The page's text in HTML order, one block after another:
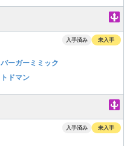
入手済み 未入手
バーガーミミック
トドマン
入手済み 未入手